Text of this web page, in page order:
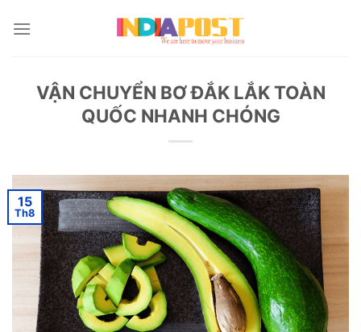
VẬN CHUYỂN BƠ ĐẮK LẮK TOÀN
QUỐC NHANH CHÓNG
15
Th8